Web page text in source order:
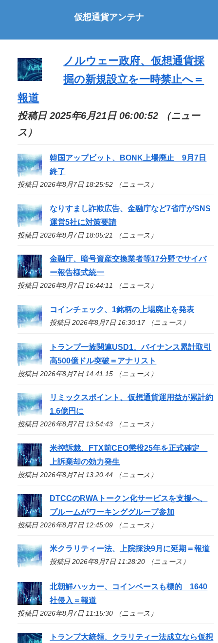
仮想通貨アンテナ
ノルウェー政府、仮想通貨採
掘の新規設立を一時禁止へ＝
報道
投稿日 2025年6月21日 06:00:52 （ニュー
ス）
韓国アップビット、BONK上場廃止 9月7日
終了
投稿日 2026年8月7日 18:25:52 （ニュース）
なりすまし詐欺広告、金融庁など7省庁がSNS
運営5社に対策要請
投稿日 2026年8月7日 18:05:21 （ニュース）
金融庁、暗号資産交換業者等17分野でサイバ
ー報告様式統一
投稿日 2026年8月7日 16:44:11 （ニュース）
コインチェック、1銘柄の上場廃止を発表
投稿日 2026年8月7日 16:30:17 （ニュース）
トランプ一族関連USD1、バイナンス累計取引
高500億ドル突破＝アナリスト
投稿日 2026年8月7日 14:41:15 （ニュース）
リミックスポイント、仮想通貨運用益が累計約
1.6億円に
投稿日 2026年8月7日 13:54:43 （ニュース）
米控訴裁、FTX前CEO懲役25年を正式確定
上訴棄却の効力発生
投稿日 2026年8月7日 13:20:44 （ニュース）
DTCCのRWAトークン化サービスを支援へ、
プルームがワーキンググループ参加
投稿日 2026年8月7日 12:45:09 （ニュース）
米クラリティー法、上院採決9月に延期＝報道
投稿日 2026年8月7日 11:28:20 （ニュース）
北朝鮮ハッカー、コインベースも標的 1640
社侵入＝報道
投稿日 2026年8月7日 11:15:30 （ニュース）
トランプ大統領、クラリティー法成立なら仮想